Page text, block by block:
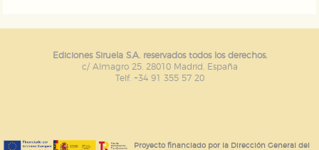
Ediciones Siruela S.A. reservados todos los derechos.
c/ Almagro 25. 28010 Madrid. España
Telf. +34 91 355 57 20
Proyecto financiado por la Dirección General del